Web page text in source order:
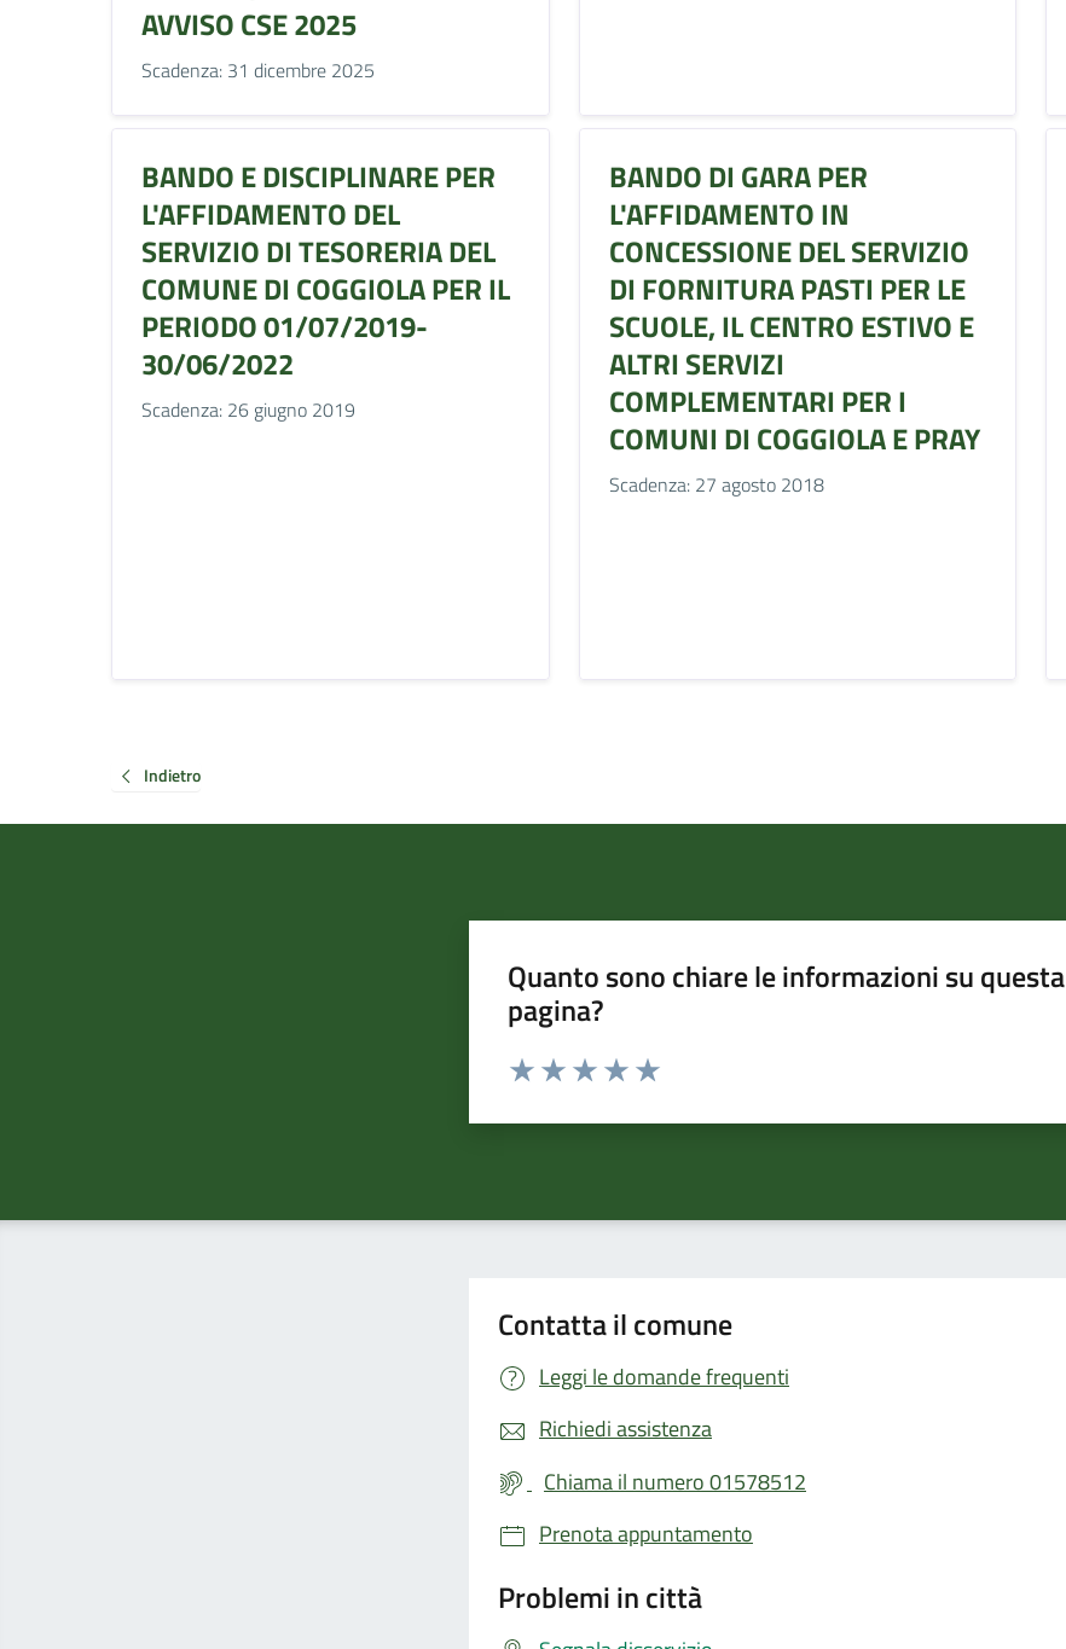
AVVISO CSE 2025
Scadenza: 31 dicembre 2025
BANDO E DISCIPLINARE PER
L'AFFIDAMENTO DEL
SERVIZIO DI TESORERIA DEL
COMUNE DI COGGIOLA PER IL
PERIODO 01/07/2019-
30/06/2022
Scadenza: 26 giugno 2019
BANDO DI GARA PER
L'AFFIDAMENTO IN
CONCESSIONE DEL SERVIZIO
DI FORNITURA PASTI PER LE
SCUOLE, IL CENTRO ESTIVO E
ALTRI SERVIZI
COMPLEMENTARI PER I
COMUNI DI COGGIOLA E PRAY
Scadenza: 27 agosto 2018
Indietro
Quanto sono chiare le informazioni su questa
pagina?
Valuta da 1 a 5 stelle la pagina
Contatta il comune
Leggi le domande frequenti
Richiedi assistenza
Chiama il numero 01578512
Prenota appuntamento
Problemi in città